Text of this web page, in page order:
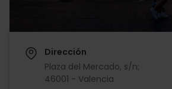
Dirección
Plaza del Mercado, s/n;
46001 - Valencia